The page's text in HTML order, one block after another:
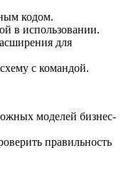
кодом.
в использовании.
для
с командой.
моделей бизнес-
правильность